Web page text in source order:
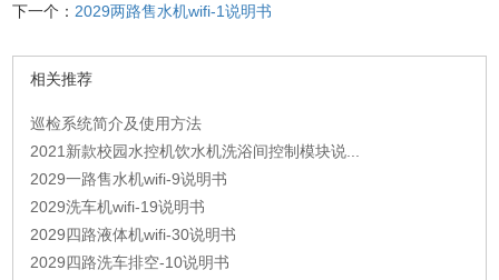
下一个：2029两路售水机wifi-1说明书
相关推荐
巡检系统简介及使用方法
2021新款校园水控机饮水机洗浴间控制模块说...
2029一路售水机wifi-9说明书
2029洗车机wifi-19说明书
2029四路液体机wifi-30说明书
2029四路洗车排空-10说明书